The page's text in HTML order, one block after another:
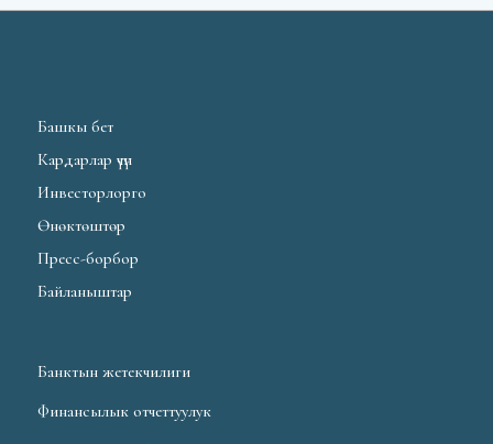
Башкы бет
Кардарлар үчүн
Инвесторлорго
Өнөктөштөр
Пресс-борбор
Байланыштар
Банктын жетекчилиги
Финансылык отчеттуулук